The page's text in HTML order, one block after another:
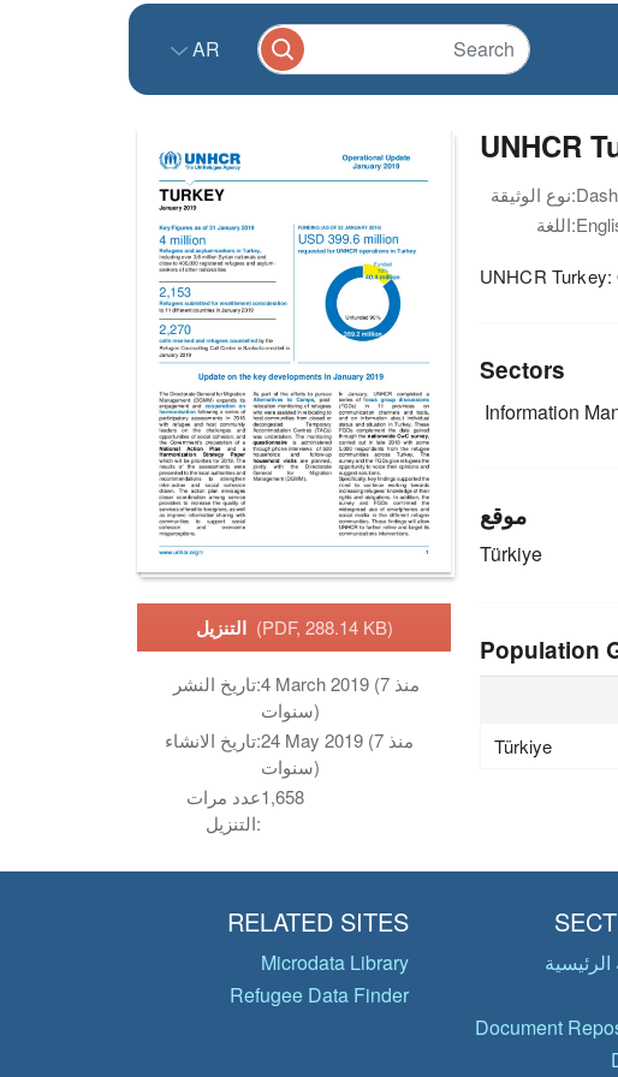
AR
التنزيل (PDF, 288.14 KB)
تاريخ النشر:4 March 2019 (منذ 7
سنوات)
تاريخ الانشاء:24 May 2019 (منذ 7
سنوات)
عدد مرات
التنزيل:
1,658
UNHCR
نوع الوثيقة:
اللغة:
UNHCR Turkey:
Sectors
Information
موقع
Türkiye
Population
Türkiye
Document
RELATED SITES
Microdata Library
Refugee Data Finder